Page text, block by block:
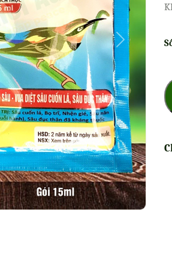
Next